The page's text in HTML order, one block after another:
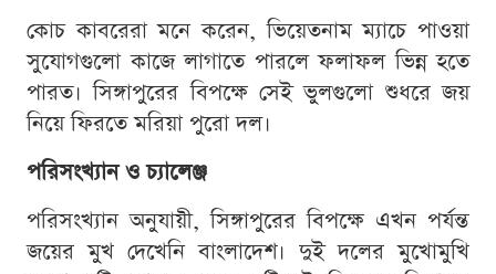
কোচ কাবরেরা মনে করেন, ভিয়েতনাম ম্যাচে পাওয়া
সুযোগগুলো কাজে লাগাতে পারলে ফলাফল ভিন্ন হতে
পারত। সিঙ্গাপুরের বিপক্ষে সেই ভুলগুলো শুধরে জয়
নিয়ে ফিরতে মরিয়া পুরো দল।
পরিসংখ্যান ও চ্যালেঞ্জ
পরিসংখ্যান অনুযায়ী, সিঙ্গাপুরের বিপক্ষে এখন পর্যন্ত
জয়ের মুখ দেখেনি বাংলাদেশ। দুই দলের মুখোমুখি